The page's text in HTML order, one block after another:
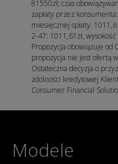
81550zł; czas
zapłaty przez
miesięcznej spłaty:
2-47: 1011,61zł,
Propozycja obowiązuje
propozycja nie jest ofertą
Ostateczna decyzja o
zdolności kredytowej
Consumer Financial
Modele